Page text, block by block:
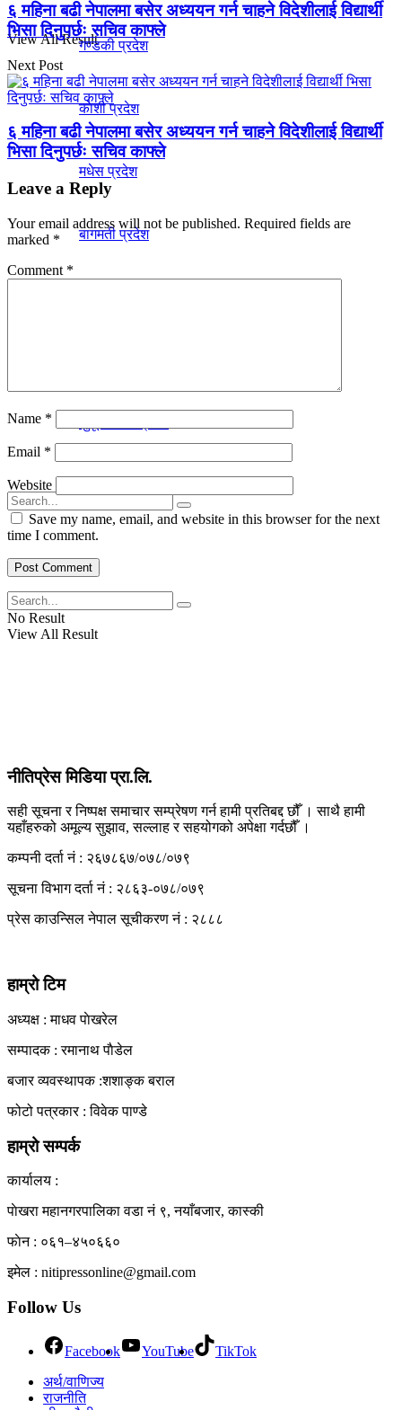
View All Resultगण्डकी प्रदेश
काेशी प्रदेश
मधेस प्रदेश
बागमती प्रदेश
No Result
View All Result
६ महिना बढी नेपालमा बसेर अध्ययन गर्न चाहने विदेशीलाई विद्यार्थी
भिसा दिनुपर्छः सचिव काफ्ले
Next Post
६ महिना बढी नेपालमा बसेर अध्ययन गर्न चाहने विदेशीलाई विद्यार्थी
भिसा दिनुपर्छः सचिव काफ्ले
Leave a Reply
Your email address will not be published. Required fields are
marked *
Comment *
Name *
Email *
Website
Save my name, email, and website in this browser for the next
time I comment.
No Result
View All Result
नीतिप्रेस मिडिया प्रा.लि.
सही सूचना र निष्पक्ष समाचार सम्प्रेषण गर्न हामी प्रतिबद्द छौँ । साथै हामी
यहाँहरुको अमूल्य सुझाव, सल्लाह र सहयोगको अपेक्षा गर्दछौँ ।
कम्पनी दर्ता नं : २६७८६७/०७८/०७९
सूचना विभाग दर्ता नं : २८६३-०७८/०७९
प्रेस काउन्सिल नेपाल सूचीकरण नं : २८८८
हाम्रो टिम
अध्यक्ष : माधव पाेखरेल
सम्पादक : रमानाथ पाैडेल
बजार व्यवस्थापक :शशाङ्क बराल
फोटो पत्रकार : विवेक पाण्डे
हाम्रो सम्पर्क
कार्यालय :
पाेखरा महानगरपालिका वडा नं ९, नयाँबजार, कास्की
फाेन : ०६१–४५०६६०
इमेल : nitipressonline@gmail.com
Follow Us
Facebook YouTube
TikTok
अर्थ/वाणिज्य
राजनीति